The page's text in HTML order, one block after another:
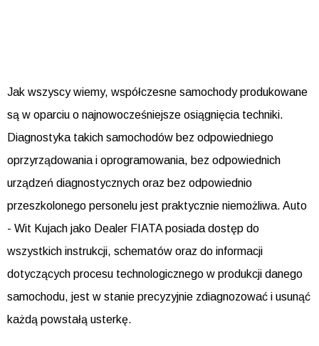
Jak wszyscy wiemy, współczesne samochody produkowane
są w oparciu o najnowocześniejsze osiągnięcia techniki.
Diagnostyka takich samochodów bez odpowiedniego
oprzyrządowania i oprogramowania, bez odpowiednich
urządzeń diagnostycznych oraz bez odpowiednio
przeszkolonego personelu jest praktycznie niemożliwa. Auto
- Wit Kujach jako Dealer FIATA posiada dostęp do
wszystkich instrukcji, schematów oraz do informacji
dotyczących procesu technologicznego w produkcji danego
samochodu, jest w stanie precyzyjnie zdiagnozować i usunąć
każdą powstałą usterkę.